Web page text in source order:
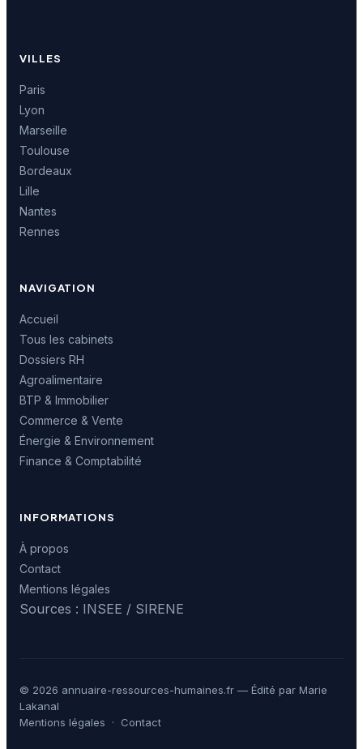
VILLES
Paris
Lyon
Marseille
Toulouse
Bordeaux
Lille
Nantes
Rennes
NAVIGATION
Accueil
Tous les cabinets
Dossiers RH
Agroalimentaire
BTP & Immobilier
Commerce & Vente
Énergie & Environnement
Finance & Comptabilité
INFORMATIONS
À propos
Contact
Mentions légales
Sources : INSEE / SIRENE
© 2026 annuaire-ressources-humaines.fr — Édité par Marie
Lakanal
Mentions légales · Contact